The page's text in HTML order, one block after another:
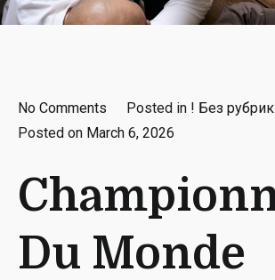
No Comments
Championnat
Monde
Junior
Hockey
Sur
Posted in ! Без
Posted on March 6, 2026
Du Monde